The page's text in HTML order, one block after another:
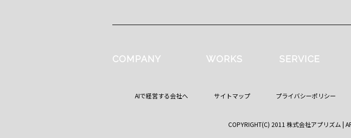
COMPANY WORKS SERVICE
AIで経営する会社へ サイトマップ プライバシーポリシー
COPYRIGHT(C) 2011 株式会社アプリズム |